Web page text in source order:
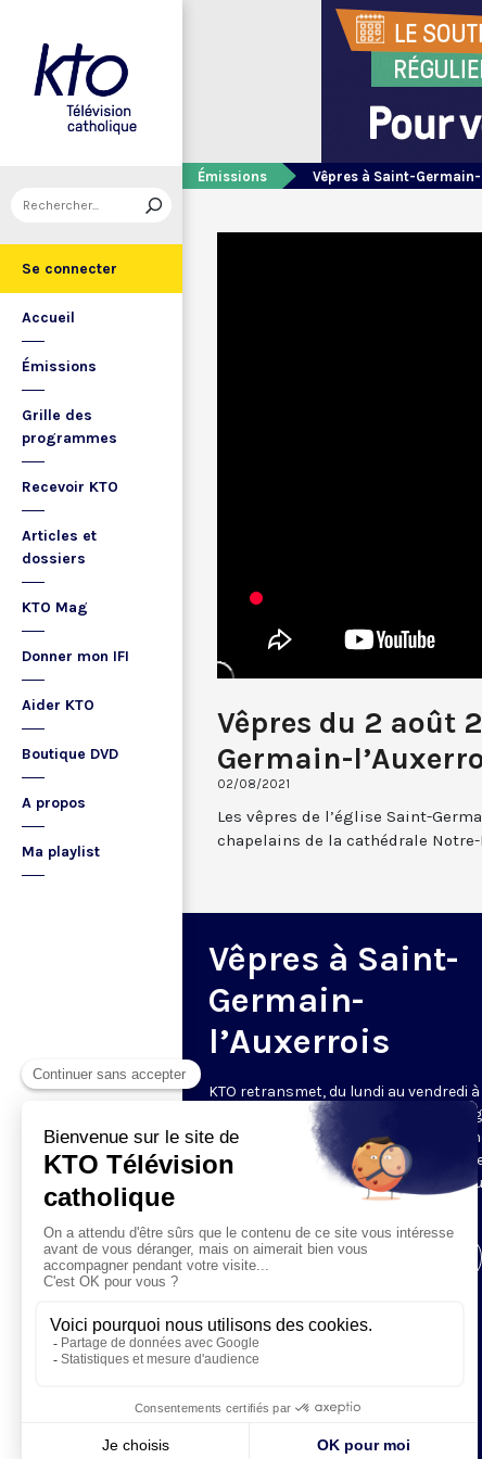
Se connecter
Accueil
Émissions
Grille des
programmes
Recevoir KTO
Articles et
dossiers
KTO Mag
Donner mon IFI
Aider KTO
Boutique DVD
A propos
Ma playlist
Émissions Vêpres à Saint-
Vêpres du 2 août
Germain-
02/08/2021
Les vêpres de l’église Saint-
chapelains de la cathédrale Notre-
Vêpres à Saint-
Germain-
l’Auxerrois
KTO retransmet, du lundi au vendredi à
les vêpres en direct de Saint-Germain
une technologie innovante : un
captation multicaméra en direct
automatisé, qui offre une réalisation
près de la célébration.
Visiter la page de l'émission